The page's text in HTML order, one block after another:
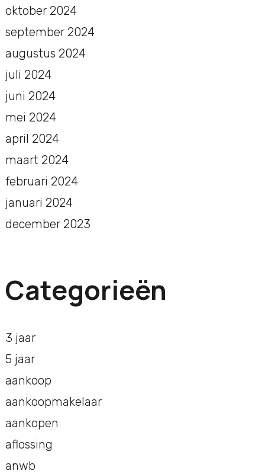
oktober 2024
september 2024
augustus 2024
juli 2024
juni 2024
mei 2024
april 2024
maart 2024
februari 2024
januari 2024
december 2023
Categorieën
3 jaar
5 jaar
aankoop
aankoopmakelaar
aankopen
aflossing
anwb